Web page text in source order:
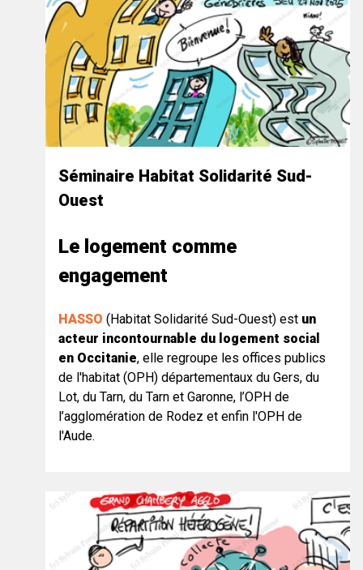
Séminaire Habitat Solidarité Sud-
Ouest
Le logement comme
engagement
HASSO (Habitat Solidarité Sud-Ouest) est un
acteur incontournable du logement social
en Occitanie, elle regroupe les offices publics
de l'habitat (OPH) départementaux du Gers, du
Lot, du Tarn, du Tarn et Garonne, l’OPH de
l’agglomération de Rodez et enfin l'OPH de
l'Aude.